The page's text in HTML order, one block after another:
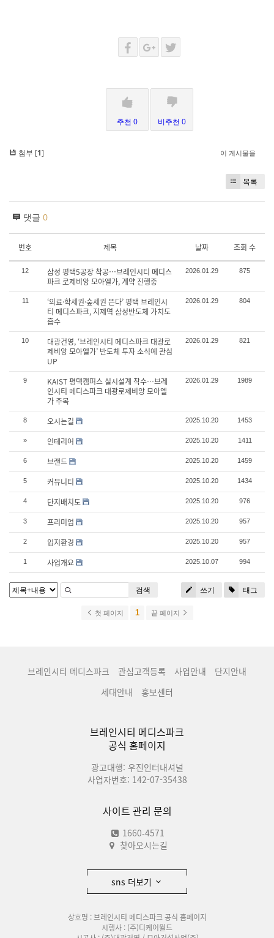
추천 0 비추천 0
첨부 [1] 이 게시물을
목록
댓글 0
번호 제목 날짜 조회 수
12
삼성 평택5공장 착공…브레인시티 메디스
파크 로제비앙 모아엘가, 계약 진행중
2026.01.29 875
11
‘의료·학세권·숲세권 뜬다’ 평택 브레인시
티 메디스파크, 지제역 삼성반도체 가치도
흡수
2026.01.29 804
10
대광건영, ‘브레인시티 메디스파크 대광로
제비앙 모아엘가’ 반도체 투자 소식에 관심
UP
2026.01.29 821
9
KAIST 평택캠퍼스 실시설계 착수…브레
인시티 메디스파크 대광로제비앙 모아엘
가 주목
2026.01.29 1989
8 오시는길 2025.10.20 1453
» 인테리어 2025.10.20 1411
6 브랜드 2025.10.20 1459
5 커뮤니티 2025.10.20 1434
4 단지배치도 2025.10.20 976
3 프리미엄 2025.10.20 957
2 입지환경 2025.10.20 957
1 사업개요 2025.10.07 994
쓰기 태그
검색
첫 페이지 1 끝 페이지
브레인시티 메디스파크 관심고객등록 사업안내
단지안내
세대안내
홍보센터
브레인시티 메디스파크
공식 홈페이지
광고대행: 우진인터내셔널
사업자번호: 142-07-35438
사이트 관리 문의
1660-4571
찾아오시는길
sns 더보기
상호명 : 브레인시티 메디스파크 공식 홈페이지
시행사 : (주)디케이월드